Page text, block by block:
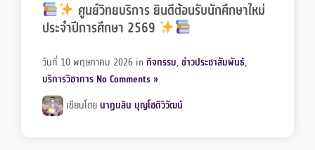
ศูนย์วิทยบริการ ยินดีต้อนรับนักศึกษาใหม่
ประจำปีการศึกษา 2569
วันที่ 10 พฤษภาคม 2026 inกิจกรรม,ข่าวประชาสัมพันธ์,
บริการวิชาการ No Comments »
เขียนโดย นาฏนลิน บุญโชติวิวัฒน์